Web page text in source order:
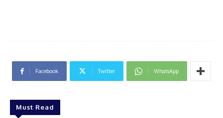
Facebook Twitter WhatsApp
Must Read